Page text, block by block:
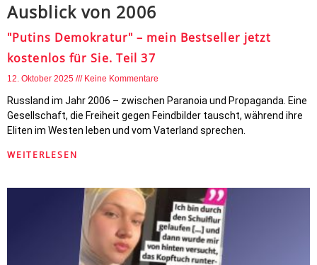
Ausblick von 2006
"Putins Demokratur" – mein Bestseller jetzt
kostenlos für Sie. Teil 37
12. Oktober 2025 Keine Kommentare
Russland im Jahr 2006 – zwischen Paranoia und Propaganda. Eine
Gesellschaft, die Freiheit gegen Feindbilder tauscht, während ihre
Eliten im Westen leben und vom Vaterland sprechen.
WEITERLESEN